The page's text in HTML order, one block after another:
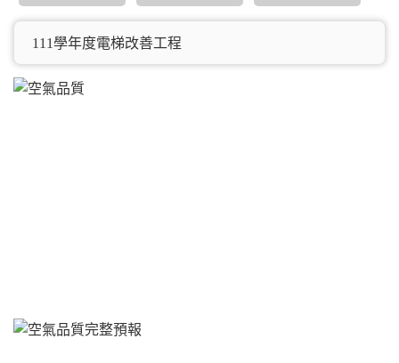
111學年度電梯改善工程